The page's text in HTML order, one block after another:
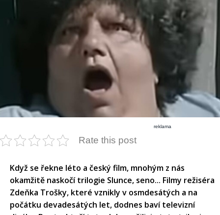
reklama
Rate this post
Když se řekne léto a český film, mnohým z nás
okamžitě naskočí trilogie Slunce, seno... Filmy režiséra
Zdeňka Trošky, které vznikly v osmdesátých a na
počátku devadesátých let, dodnes baví televizní